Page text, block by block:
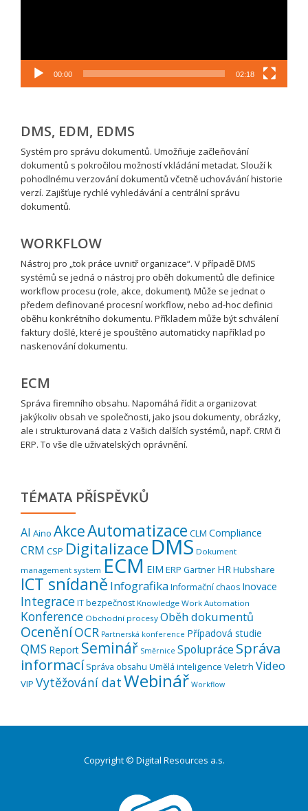
00:00 02:18
DMS, EDM, EDMS
Systém pro správu dokumentů. Umožňuje začleňování
dokumentů s pokročilou možností vkládání metadat. Slouží k
pohodlnému verzování dokumentů včetně uchovávání historie
verzí. Zajišťuje rychlé vyhledávání a centrální správu
dokumentů.
WORKFLOW
Nástroj pro „tok práce uvnitř organizace“. V případě DMS
systémů se jedná o nástroj pro oběh dokumentů dle definice
workflow procesu (role, akce, dokument). Může se jednat o
předem definované procesní workflow, nebo ad-hoc definici
oběhu konkrétního dokumentu. Příkladem může být schválení
faktury došlé, které je spouštěno automaticky například po
naskenování dokumentu.
ECM
Správa firemního obsahu. Napomáhá řídit a organizovat
jakýkoliv obsah ve společnosti, jako jsou dokumenty, obrázky,
ale i strukturovaná data z Vašich dalších systémů, např. CRM či
ERP. To vše dle uživatelských oprávnění.
TÉMATA PŘÍSPĚVKŮ
AI Aino AkceAutomatizace CLM Compliance
CRM CSP Digitalizace DMS Dokument
management system ECM EIM ERP Gartner HR Hubshare
ICT snídaně InfografikaInformační chaos Inovace
IntegraceIT bezpečnost Knowledge Work Automation
Konference Obchodní procesy Oběh dokumentů
OceněníOCR Partnerská konference Případová studie
QMS Report Seminář Směrnice Spolupráce Správa
informací Správa obsahu Umělá inteligence Veletrh Video
VIP Vytěžování datWebinář Workflow
Copyright © Digital Resources a.s.